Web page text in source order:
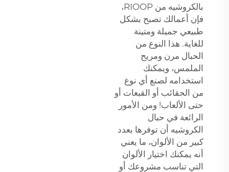
بالكروشيه من RIOOP،
فإن أعمالك تصبح بشكل
طبيعي جميلة ومتينة
للغاية. هذا النوع من
الحبال مرن ومريح
الملمس، ويمكنك
استخدامه لصنع أي نوع
من الحقائب أو القبعات أو
حتى الألعاب! ومن الأمور
الرائعة في حبال
الكروشيه أن توفرها بعدد
كبير من الألوان، ما يعني
أنه يمكنك اختيار الألوان
التي تناسب مشروعك أو